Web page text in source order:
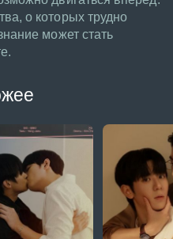
о которых трудно
может стать